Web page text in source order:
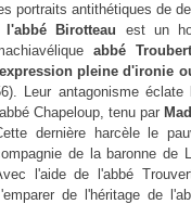
portraits antithétiques de
Birotteau est un
abbé Troubert
expression pleine d'ironie
Leur antagonisme
Chapeloup, tenu par
dernière harcèle le
de la baronne de
l'aide de l'abbé
de l'héritage de